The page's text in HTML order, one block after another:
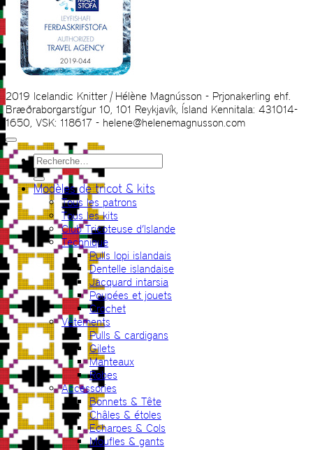
2019 Icelandic Knitter | Hélène Magnússon - Prjonakerling ehf.
Bræðraborgarstígur 10, 101 Reykjavík, Ísland Kennitala: 431014-
1650, VSK: 118617 - helene@helenemagnusson.com
Recherche
pour :
Modèles de tricot & kits
Tous les patrons
Tous les kits
Club Tricoteuse d’Islande
Technique
Pulls lopi islandais
Dentelle islandaise
Jacquard intarsia
Poupées et jouets
Crochet
Vêtements
Pulls & cardigans
Gilets
Manteaux
Robes
Accessories
Bonnets & Tête
Châles & étoles
Echarpes & Cols
Moufles & gants